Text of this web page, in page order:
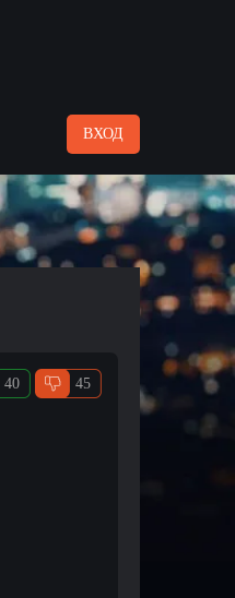
ВХОД
40 45